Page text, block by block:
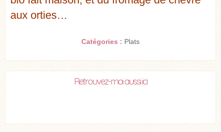
aux orties…
Catégories : Plats
Retrouvez-moi aussi ici